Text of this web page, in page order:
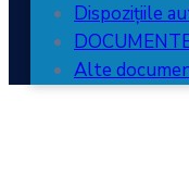
Dispozițiile
Alte